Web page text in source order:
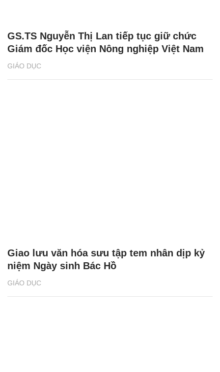
GIÁO DỤC
GS.TS Nguyễn Thị Lan tiếp tục giữ chức
Giám đốc Học viện Nông nghiệp Việt Nam
GIÁO DỤC
Giao lưu văn hóa sưu tập tem nhân dịp kỷ
niệm Ngày sinh Bác Hồ